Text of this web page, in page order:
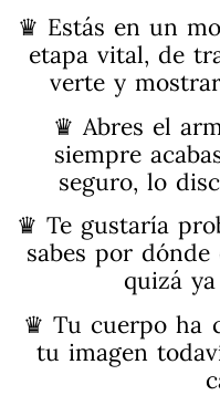
♛ Estás en un
etapa vital, de
verte y
♛ Abres el
siempre
seguro, lo
♛ Te gustaría
sabes por
quizá
♛ Tu cuerpo ha
tu imagen